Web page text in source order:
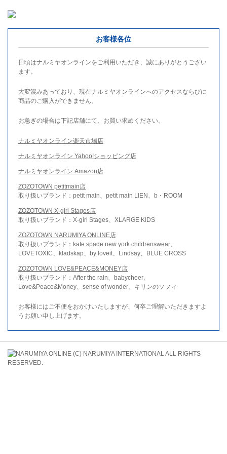
お客様各位
日頃はナルミヤオンラインをご利用いただき、誠にありがとうござい
ます。
大変混みあっており、現在ナルミヤオンラインへのアクセスならびに
商品のご購入ができません。
お急ぎの場合は下記店舗にて、お買い求めください。
ナルミヤオンライン楽天市場店
ナルミヤオンライン Yahoo!ショッピング店
ナルミヤオンライン Amazon店
ZOZOTOWN petitmain店
取り扱いブランド：petit main、petit main LIEN、b・ROOM
ZOZOTOWN X-girl Stages店
取り扱いブランド：X-girl Stages、XLARGE KIDS
ZOZOTOWN NARUMIYA ONLINE店
取り扱いブランド：kate spade new york childrenswear、
LOVETOXIC、kladskap、by loveit、Lindsay、BLUE CROSS
ZOZOTOWN LOVE&PEACE&MONEY店
取り扱いブランド：After the rain、babycheer、
Love&Peace&Money、sense of wonder、キリンのソフィ
お客様にはご不便をおかけいたしますが、何卒ご理解いただきますよ
うお願い申し上げます。